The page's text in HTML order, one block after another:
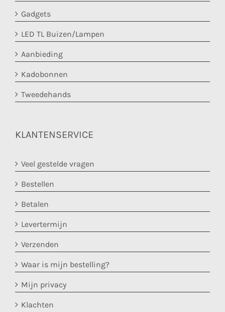
Gadgets
LED TL Buizen/Lampen
Aanbieding
Kadobonnen
Tweedehands
KLANTENSERVICE
Veel gestelde vragen
Bestellen
Betalen
Levertermijn
Verzenden
Waar is mijn bestelling?
Mijn privacy
Klachten